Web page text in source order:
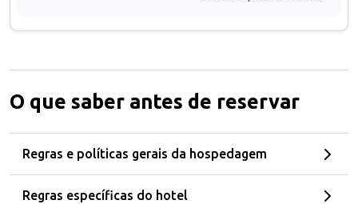
O que saber antes de reservar
Regras e políticas gerais da hospedagem
Regras específicas do hotel